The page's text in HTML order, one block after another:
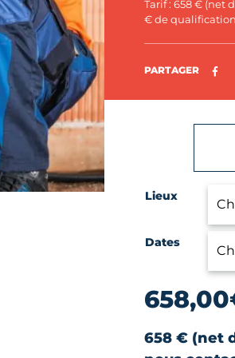
Tarif : 658 € (net
€ de qualification
PARTAGER
Lieux
Dates
658,00
658 € (net